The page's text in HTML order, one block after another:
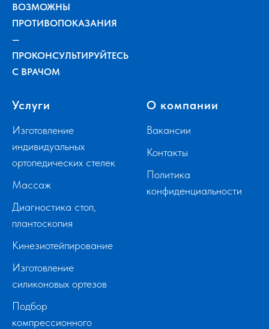
ВОЗМОЖНЫ
ПРОТИВОПОКАЗАНИЯ
—
ПРОКОНСУЛЬТИРУЙТЕСЬ
С ВРАЧОМ
Услуги
Изготовление
индивидуальных
ортопедических стелек
Массаж
Диагностика стоп,
плантоскопия
Кинезиотейпирование
Изготовление
силиконовых ортезов
Подбор
компрессионного
О компании
Вакансии
Контакты
Политика
конфиденциальности